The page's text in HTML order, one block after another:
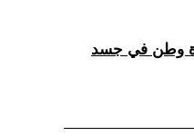
وطن في جسد